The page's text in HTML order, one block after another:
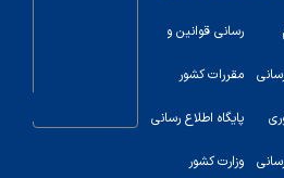
رسانی قوانین و
مقررات کشور
پایگاه اطلاع رسانی
وزارت کشور